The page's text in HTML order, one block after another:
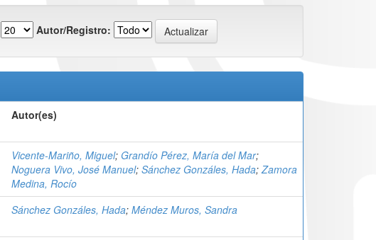
Autor/Registro:
Autor(es)
Vicente-Mariño, Miguel; Grandío Pérez, María del Mar;
Noguera Vivo, José Manuel; Sánchez Gonzáles, Hada;Zamora
Medina, Rocío
Sánchez Gonzáles, Hada; Méndez Muros, Sandra